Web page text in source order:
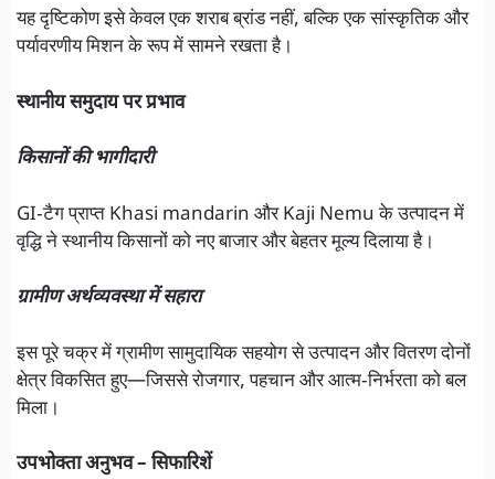
यह दृष्टिकोण इसे केवल एक शराब ब्रांड नहीं, बल्कि एक सांस्कृतिक और
पर्यावरणीय मिशन के रूप में सामने रखता है।
स्थानीय समुदाय पर प्रभाव
किसानों की भागीदारी
GI‑टैग प्राप्त Khasi mandarin और Kaji Nemu के उत्पादन में
वृद्धि ने स्थानीय किसानों को नए बाजार और बेहतर मूल्य दिलाया है।
ग्रामीण अर्थव्यवस्था में सहारा
इस पूरे चक्र में ग्रामीण सामुदायिक सहयोग से उत्पादन और वितरण दोनों
क्षेत्र विकसित हुए—जिससे रोजगार, पहचान और आत्म‑निर्भरता को बल
मिला।
उपभोक्ता अनुभव – सिफारिशें